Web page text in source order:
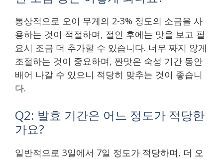
통상적으로 오이 무게의 2-3% 정도의 소금을 사
용하는 것이 적절하며, 절인 후에는 맛을 보고 필
요시 조금 더 추가할 수 있습니다. 너무 짜지 않게
조절하는 것이 중요하며, 짠맛은 숙성 기간 동안
배어 나갈 수 있으니 적당히 맞추는 것이 좋습니
다.
Q2: 발효 기간은 어느 정도가 적당한
가요?
일반적으로 3일에서 7일 정도가 적당하며, 더 오